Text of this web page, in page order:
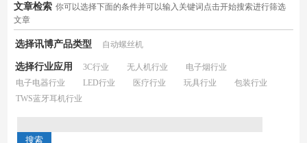
文章检索 你可以选择下面的条件并可以输入关键词点击开始搜索进行筛选
文章
选择讯博产品类型 自动螺丝机
选择行业应用 3C行业 无人机行业
电子烟行业
电子电器行业
LED行业 医疗行业 玩具行业
包装行业
TWS蓝牙耳机行业